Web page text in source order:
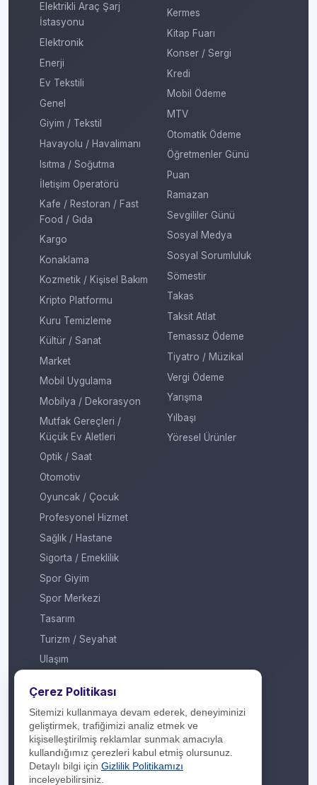
Elektrikli Araç Şarj
İstasyonu
Elektronik
Enerji
Ev Tekstili
Genel
Giyim / Tekstil
Havayolu / Havalimanı
Isıtma / Soğutma
İletişim Operatörü
Kafe / Restoran / Fast
Food / Gıda
Kargo
Konaklama
Kozmetik / Kişisel Bakım
Kripto Platformu
Kuru Temizleme
Kültür / Sanat
Market
Mobil Uygulama
Mobilya / Dekorasyon
Mutfak Gereçleri /
Küçük Ev Aletleri
Optik / Saat
Otomotiv
Oyuncak / Çocuk
Profesyonel Hizmet
Sağlık / Hastane
Sigorta / Emeklilik
Spor Giyim
Spor Merkezi
Tasarım
Turizm / Seyahat
Ulaşım
Yapı Marketi
Yurt Dışı / Duty Free
Kermes
Kitap Fuarı
Konser / Sergi
Kredi
Mobil Ödeme
MTV
Otomatik Ödeme
Öğretmenler Günü
Puan
Ramazan
Sevgililer Günü
Sosyal Medya
Sosyal Sorumluluk
Sömestir
Takas
Taksit Atlat
Temassız Ödeme
Tiyatro / Müzikal
Vergi Ödeme
Yarışma
Yılbaşı
Yöresel Ürünler
Hakkımızda
İletişim
Çerez Politikası
Sitemizi kullanmaya devam ederek, deneyiminizi
geliştirmek, trafiğimizi analiz etmek ve
kişiselleştirilmiş reklamlar sunmak amacıyla
kullandığımız çerezleri kabul etmiş olursunuz.
Detaylı bilgi için Gizlilik Politikamızı
inceleyebilirsiniz.